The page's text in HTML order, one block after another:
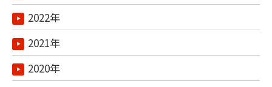
2022年
2021年
2020年